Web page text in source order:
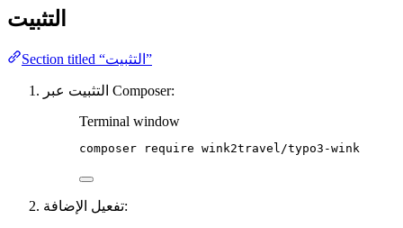
التثبيت
Section titled “التثبيت”
التثبيت عبر Composer:
Terminal window
composer require wink2travel/typo3-wink
تفعيل الإضافة: